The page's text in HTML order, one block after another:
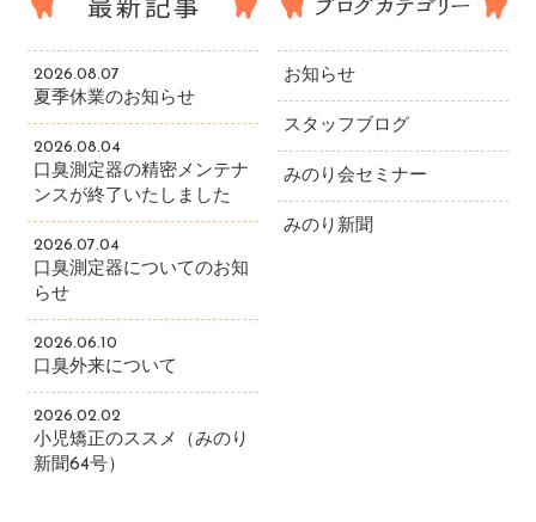
2026.08.07
夏季休業のお知らせ
2026.08.04
口臭測定器の精密メンテナ
ンスが終了いたしました
2026.07.04
口臭測定器についてのお知
らせ
2026.06.10
口臭外来について
2026.02.02
小児矯正のススメ（みのり
新聞64号）
お知らせ
スタッフブログ
みのり会セミナー
みのり新聞